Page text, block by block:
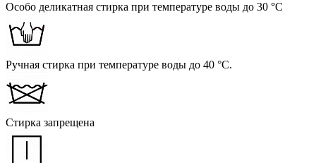
Особо деликатная стирка при температуре воды до 30 °C
Ручная стирка при температуре воды до 40 °C.
Стирка запрещена